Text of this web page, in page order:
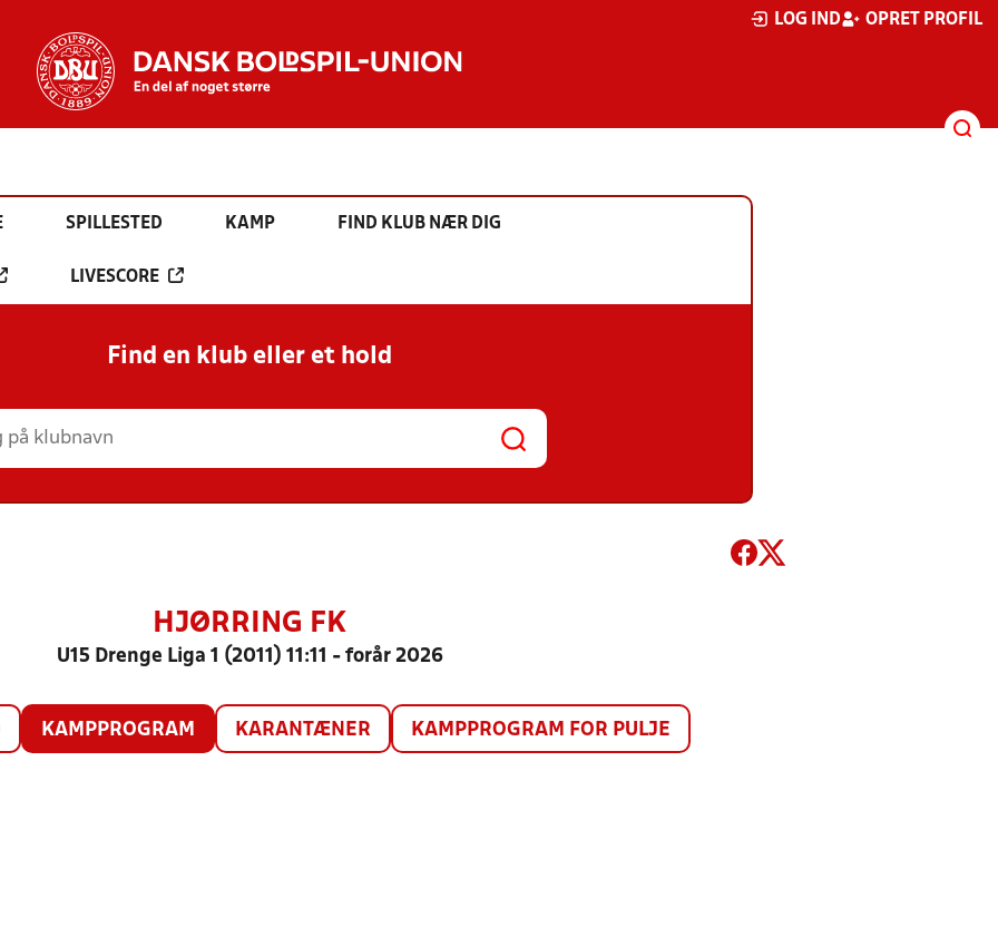
LOG IND OPRET PROFIL
SPILLESTED KAMP FIND KLUB NÆR DIG
LIVESCORE
Find en klub eller et hold
HJØRRING FK
U15 Drenge Liga 1 (2011) 11:11 - forår 2026
KAMPPROGRAM KARANTÆNER KAMPPROGRAM FOR PULJE